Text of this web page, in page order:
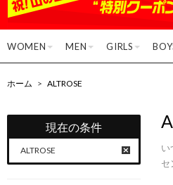
WOMEN MEN GIRLS
ホーム > ALTROSE
現在の条件
ALTROSE
い
セ